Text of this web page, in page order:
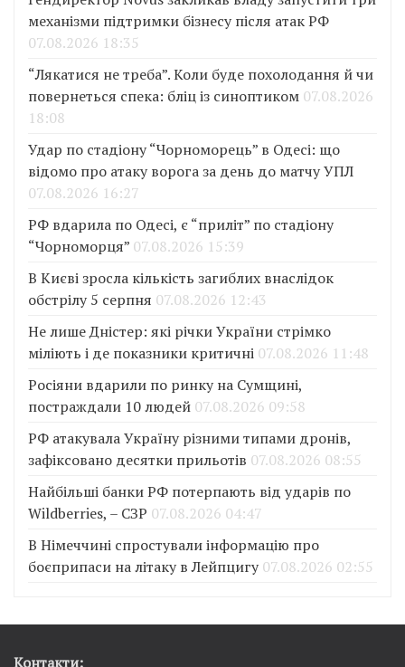
механізми підтримки бізнесу після атак РФ
07.08.2026 18:35
“Лякатися не треба”. Коли буде похолодання й чи
повернеться спека: бліц із синоптиком 07.08.2026
18:08
Удар по стадіону “Чорноморець” в Одесі: що
відомо про атаку ворога за день до матчу УПЛ
07.08.2026 16:27
РФ вдарила по Одесі, є “приліт” по стадіону
“Чорноморця” 07.08.2026 15:39
В Києві зросла кількість загиблих внаслідок
обстрілу 5 серпня 07.08.2026 12:43
Не лише Дністер: які річки України стрімко
міліють і де показники критичні 07.08.2026 11:48
Росіяни вдарили по ринку на Сумщині,
постраждали 10 людей 07.08.2026 09:58
РФ атакувала Україну різними типами дронів,
зафіксовано десятки прильотів 07.08.2026 08:55
Найбільші банки РФ потерпають від ударів по
Wildberries, – СЗР 07.08.2026 04:47
В Німеччині спростували інформацію про
боєприпаси на літаку в Лейпцигу 07.08.2026 02:55
Контакти: